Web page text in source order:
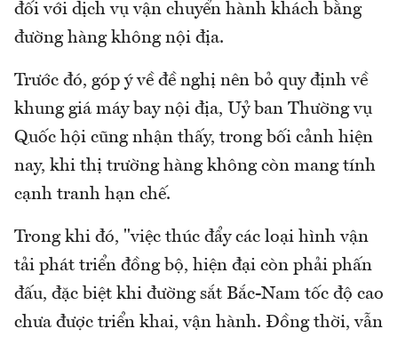
đối với dịch vụ vận chuyển hành khách bằng
đường hàng không nội địa.
Trước đó, góp ý về đề nghị nên bỏ quy định về
khung giá máy bay nội địa, Uỷ ban Thường vụ
Quốc hội cũng nhận thấy, trong bối cảnh hiện
nay, khi thị trường hàng không còn mang tính
cạnh tranh hạn chế.
Trong khi đó, "việc thúc đẩy các loại hình vận
tải phát triển đồng bộ, hiện đại còn phải phấn
đấu, đặc biệt khi đường sắt Bắc-Nam tốc độ cao
chưa được triển khai, vận hành. Đồng thời, vẫn